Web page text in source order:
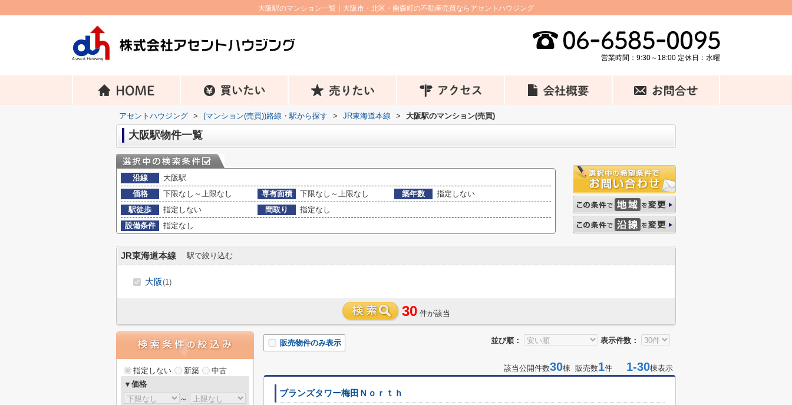
大阪駅のマンション一覧｜大阪市・北区・南森町の不動産売買ならアセントハウジング
営業時間：9:30～18:00 定休日：水曜
アセントハウジング > (マンション(売買))路線・駅から探す > JR東海道本線 > 大阪駅のマンション(売買)
大阪駅物件一覧
沿線
大阪駅
価格
下限なし～上限なし 専有面積 下限なし～上限なし 築年数
指定しない
駅徒歩
指定しない 間取り
指定なし
設備条件
指定なし
JR東海道本線 駅で絞り込む
大阪(1)
30 件が該当
並び順： 表示件数：
販売物件のみ表示
該当公開件数30棟 販売数1件 1-30棟表示
ブランズタワー梅田Ｎｏｒｔｈ
指定しない 新築
中古
▼価格
～